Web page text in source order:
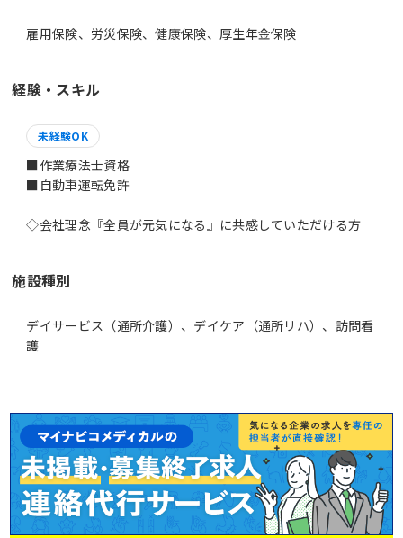
雇用保険、労災保険、健康保険、厚生年金保険
経験・スキル
未経験OK
■作業療法士資格
■自動車運転免許
◇会社理念『全員が元気になる』に共感していただける方
施設種別
デイサービス（通所介護）、デイケア（通所リハ）、訪問看
護